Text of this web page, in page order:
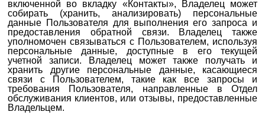
включенной во вкладку «Контакты», Владелец может
собирать (хранить, анализировать) персональные
данные Пользователя для выполнения его запроса и
предоставления обратной связи. Владелец также
уполномочен связываться с Пользователем, используя
персональные данные, доступные в его текущей
учетной записи. Владелец может также получать и
хранить другие персональные данные, касающиеся
связи с Пользователем, такие как все запросы и
требования Пользователя, направленные в Отдел
обслуживания клиентов, или отзывы, предоставленные
Владельцем.